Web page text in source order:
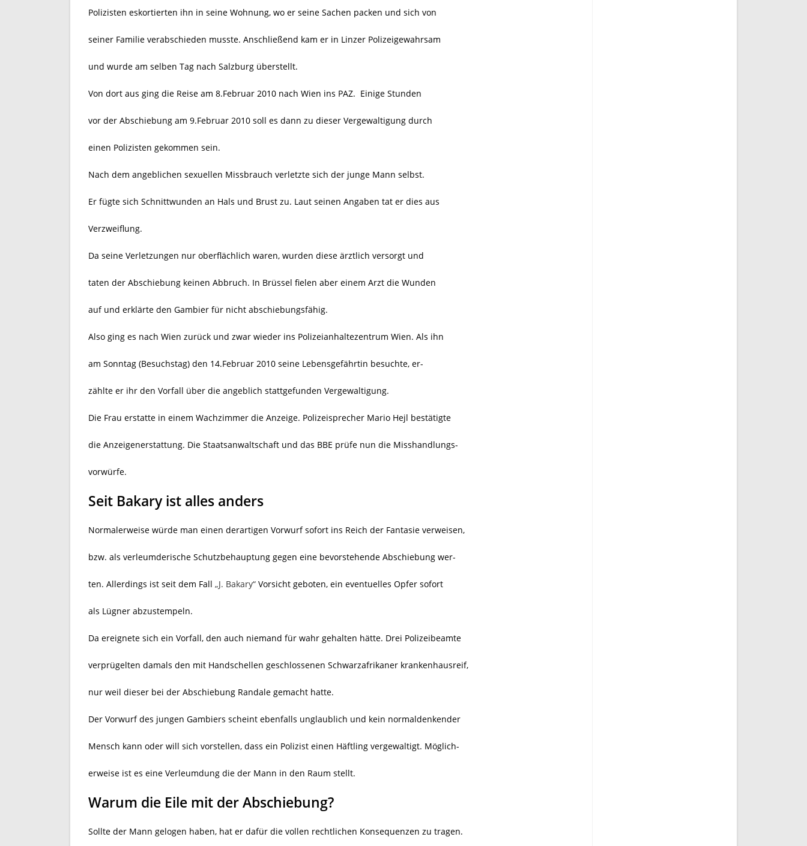
Polizisten eskortierten ihn in seine Wohnung, wo er seine Sachen packen und sich von
seiner Familie verabschieden musste. Anschließend kam er in Linzer Polizeigewahrsam
und wurde am selben Tag nach Salzburg überstellt.
Von dort aus ging die Reise am 8.Februar 2010 nach Wien ins PAZ. Einige Stunden
vor der Abschiebung am 9.Februar 2010 soll es dann zu dieser Vergewaltigung durch
einen Polizisten gekommen sein.
Nach dem angeblichen sexuellen Missbrauch verletzte sich der junge Mann selbst.
Er fügte sich Schnittwunden an Hals und Brust zu. Laut seinen Angaben tat er dies aus
Verzweiflung.
Da seine Verletzungen nur oberflächlich waren, wurden diese ärztlich versorgt und
taten der Abschiebung keinen Abbruch. In Brüssel fielen aber einem Arzt die Wunden
auf und erklärte den Gambier für nicht abschiebungsfähig.
Also ging es nach Wien zurück und zwar wieder ins Polizeianhaltezentrum Wien. Als ihn
am Sonntag (Besuchstag) den 14.Februar 2010 seine Lebensgefährtin besuchte, er-
zählte er ihr den Vorfall über die angeblich stattgefunden Vergewaltigung.
Die Frau erstatte in einem Wachzimmer die Anzeige. Polizeisprecher Mario Hejl bestätigte
die Anzeigenerstattung. Die Staatsanwaltschaft und das BBE prüfe nun die Misshandlungs-
vorwürfe.
Seit Bakary ist alles anders
Normalerweise würde man einen derartigen Vorwurf sofort ins Reich der Fantasie verweisen,
bzw. als verleumderische Schutzbehauptung gegen eine bevorstehende Abschiebung wer-
ten. Allerdings ist seit dem Fall „J. Bakary“ Vorsicht geboten, ein eventuelles Opfer sofort
als Lügner abzustempeln.
Da ereignete sich ein Vorfall, den auch niemand für wahr gehalten hätte. Drei Polizeibeamte
verprügelten damals den mit Handschellen geschlossenen Schwarzafrikaner krankenhausreif,
nur weil dieser bei der Abschiebung Randale gemacht hatte.
Der Vorwurf des jungen Gambiers scheint ebenfalls unglaublich und kein normaldenkender
Mensch kann oder will sich vorstellen, dass ein Polizist einen Häftling vergewaltigt. Möglich-
erweise ist es eine Verleumdung die der Mann in den Raum stellt.
Warum die Eile mit der Abschiebung?
Sollte der Mann gelogen haben, hat er dafür die vollen rechtlichen Konsequenzen zu tragen.